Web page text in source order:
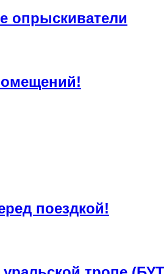
опрыскиватели
поездкой!